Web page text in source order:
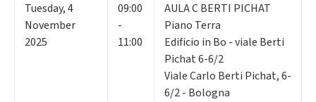
Tuesday,4
November
2025
09:00
-
11:00
AULA C BERTI PICHAT
Piano Terra
Edificio in Bo - viale Berti
Pichat 6-6/2
Viale Carlo Berti Pichat, 6-
6/2 - Bologna